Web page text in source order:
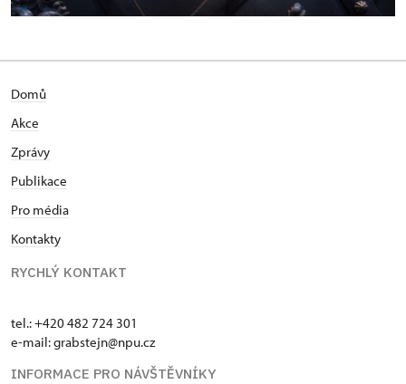
Domů
Akce
Zprávy
Publikace
Pro média
Kontakty
RYCHLÝ KONTAKT
tel.: +420 482 724 301
e-mail: grabstejn@npu.cz
INFORMACE PRO NÁVŠTĚVNÍKY